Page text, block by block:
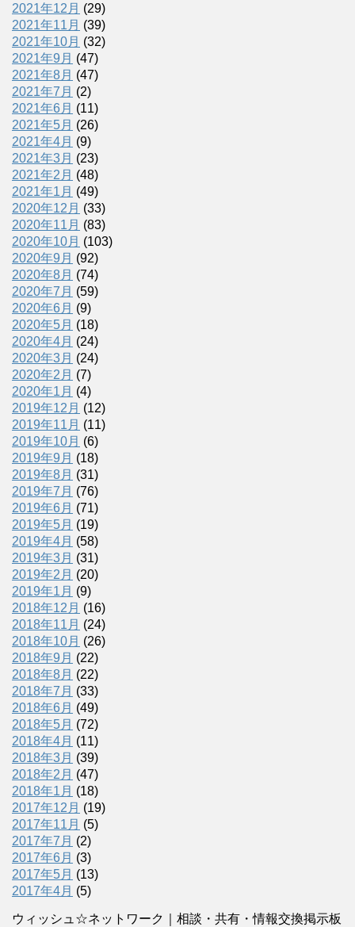
2021年12月 (29)
2021年11月 (39)
2021年10月 (32)
2021年9月 (47)
2021年8月 (47)
2021年7月 (2)
2021年6月 (11)
2021年5月 (26)
2021年4月 (9)
2021年3月 (23)
2021年2月 (48)
2021年1月 (49)
2020年12月 (33)
2020年11月 (83)
2020年10月 (103)
2020年9月 (92)
2020年8月 (74)
2020年7月 (59)
2020年6月 (9)
2020年5月 (18)
2020年4月 (24)
2020年3月 (24)
2020年2月 (7)
2020年1月 (4)
2019年12月 (12)
2019年11月 (11)
2019年10月 (6)
2019年9月 (18)
2019年8月 (31)
2019年7月 (76)
2019年6月 (71)
2019年5月 (19)
2019年4月 (58)
2019年3月 (31)
2019年2月 (20)
2019年1月 (9)
2018年12月 (16)
2018年11月 (24)
2018年10月 (26)
2018年9月 (22)
2018年8月 (22)
2018年7月 (33)
2018年6月 (49)
2018年5月 (72)
2018年4月 (11)
2018年3月 (39)
2018年2月 (47)
2018年1月 (18)
2017年12月 (19)
2017年11月 (5)
2017年7月 (2)
2017年6月 (3)
2017年5月 (13)
2017年4月 (5)
ウィッシュ☆ネットワーク｜相談・共有・情報交換掲示板